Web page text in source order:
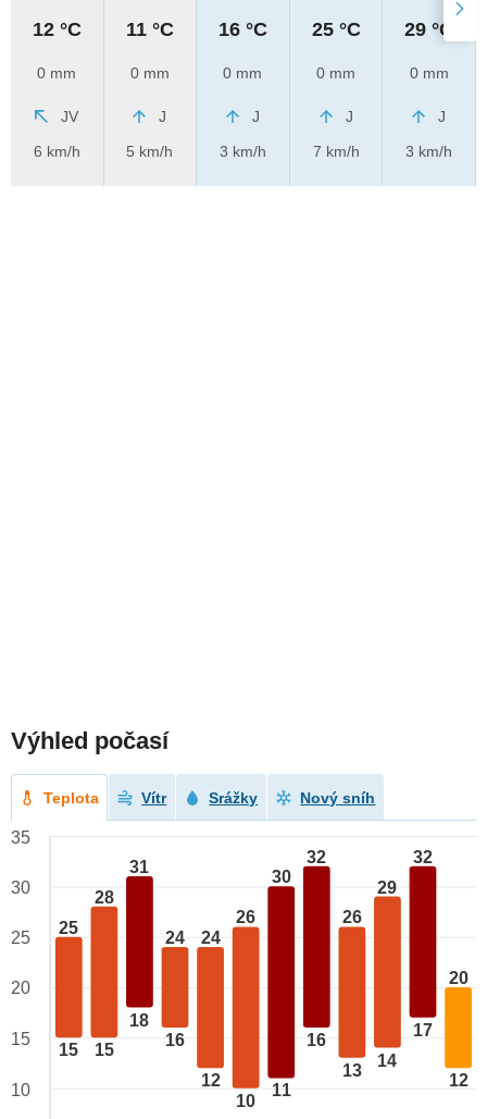
12 °C
0 mm
JV
6 km/h
11 °C
0 mm
J
5 km/h
16 °C
0 mm
J
3 km/h
25 °C
0 mm
J
7 km/h
29 °C
0 mm
J
3 km/h
Výhled počasí
Teplota Vítr Srážky Nový sníh
25
15
28
15
31
18
24
16
24
12
26
10
30
11
32
16
26
13
29
14
32
17
20
12
35
30
25
20
15
10